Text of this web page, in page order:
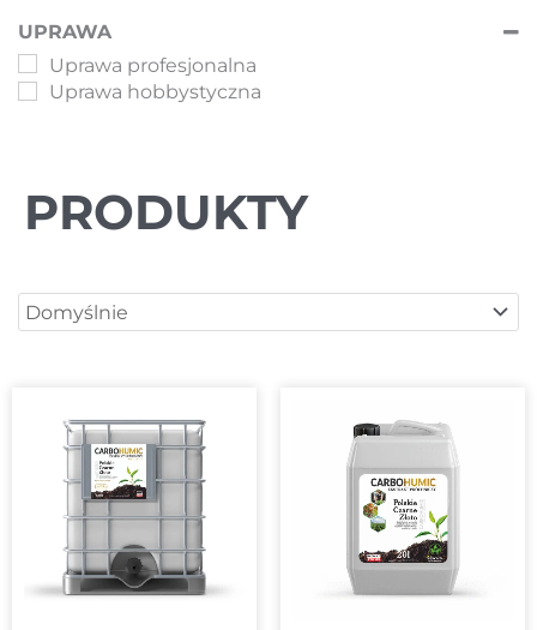
UPRAWA
Uprawa profesjonalna
Uprawa hobbystyczna
PRODUKTY
Sort Products